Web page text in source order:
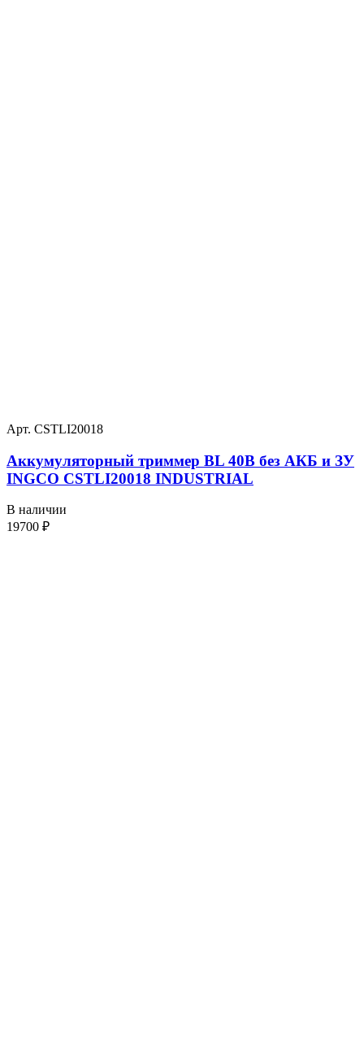
Арт. CSTLI20018
Аккумуляторный триммер BL 40В без АКБ и ЗУ
INGCO CSTLI20018 INDUSTRIAL
В наличии
19700 ₽